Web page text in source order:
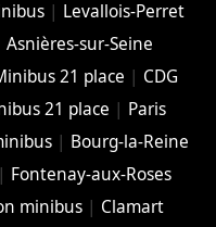
| Levallois-Perret
Asnières-sur-Seine
21 place | CDG
21 place | Paris
| Bourg-la-Reine
| Fontenay-aux-Roses
minibus | Clamart